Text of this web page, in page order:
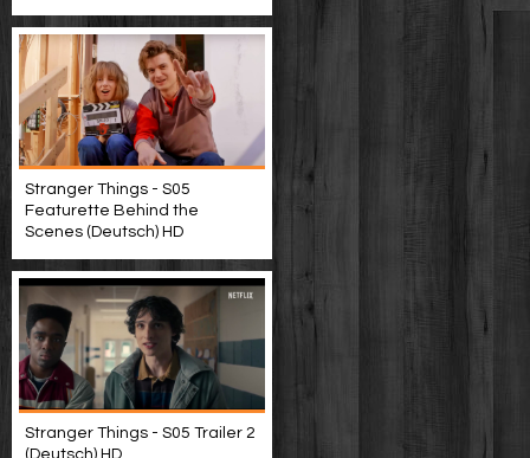
Stranger Things - S05
Featurette Behind the
Scenes (Deutsch) HD
Stranger Things - S05 Trailer 2
(Deutsch) HD